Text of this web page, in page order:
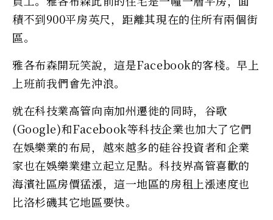
積不到900平房英尺，距離其現在的住所有兩個街
區。
雅各布森開玩笑說，這是Facebook的客棧。早上
上班前我們會先沖浪。
就在科技業高管向南加州遷徙的同時，谷歌
(Google)和Facebook等科技企業也加大了它們
在娛樂業的布局，越來越多的硅谷投資者和企業
家也在娛樂業建立起立足點。科技界高管喜歡的
海濱社區房價猛漲，這一地區的房租上漲速度也
比洛杉磯其它地區要快。